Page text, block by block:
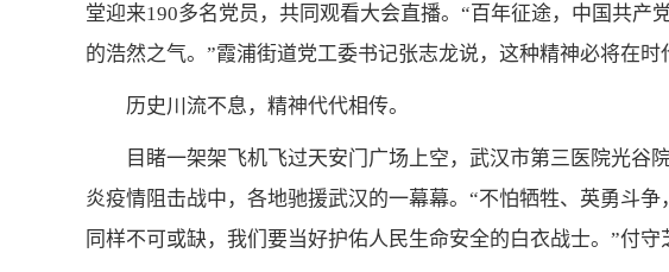
堂迎来190多名党员，共同观看大会直播。“百年征途，中国共产
的浩然之气。”霞浦街道党工委书记张志龙说，这种精神必将在时
历史川流不息，精神代代相传。
目睹一架架飞机飞过天安门广场上空，武汉市第三医院光谷
炎疫情阻击战中，各地驰援武汉的一幕幕。“不怕牺牲、英勇斗
同样不可或缺，我们要当好护佑人民生命安全的白衣战士。”付守